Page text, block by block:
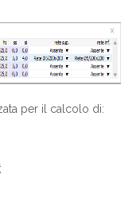
per il calcolo di: